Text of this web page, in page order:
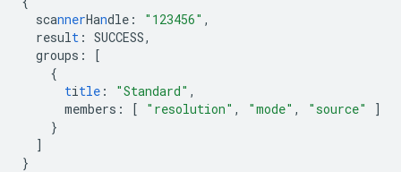
scannerHandle : "123456" ,
result : SUCCESS,
groups :
[
{
title : "Standard" ,
members : [ "resolution" , "mode" , "source"
]
}
]
}